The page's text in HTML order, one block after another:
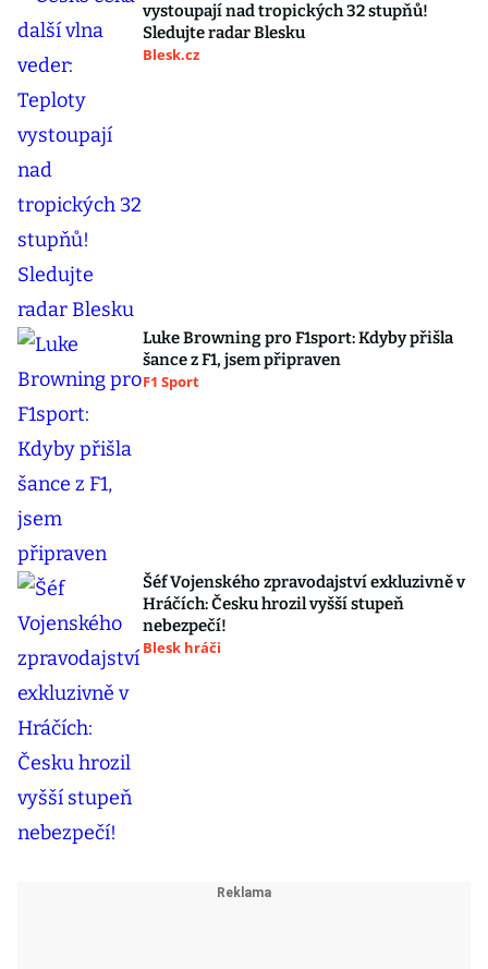
vystoupají nad tropických 32 stupňů!
Sledujte radar Blesku
Blesk.cz
Luke Browning pro F1sport: Kdyby přišla
šance z F1, jsem připraven
F1 Sport
Šéf Vojenského zpravodajství exkluzivně v
Hráčích: Česku hrozil vyšší stupeň
nebezpečí!
Blesk hráči